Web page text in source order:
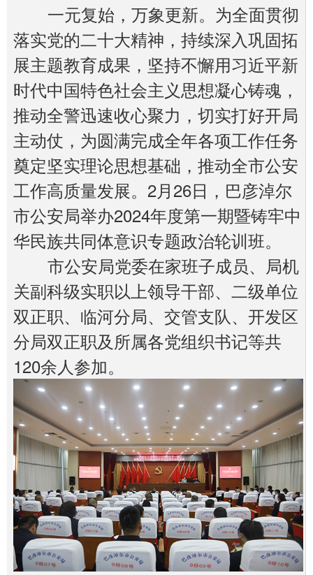
一元复始，万象更新。为全面贯彻
落实党的二十大精神，持续深入巩固拓
展主题教育成果，坚持不懈用习近平新
时代中国特色社会主义思想凝心铸魂，
推动全警迅速收心聚力，切实打好开局
主动仗，为圆满完成全年各项工作任务
奠定坚实理论思想基础，推动全市公安
工作高质量发展。2月26日，巴彦淖尔
市公安局举办2024年度第一期暨铸牢中
华民族共同体意识专题政治轮训班。
市公安局党委在家班子成员、局机
关副科级实职以上领导干部、二级单位
双正职、临河分局、交管支队、开发区
分局双正职及所属各党组织书记等共
120余人参加。